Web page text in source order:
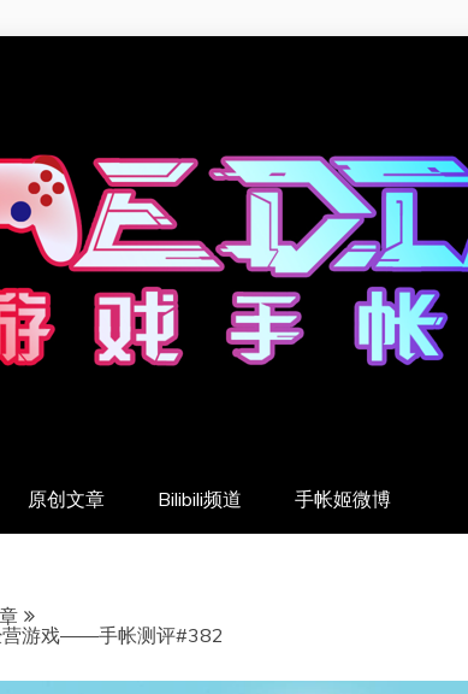
原创文章 Bilibili频道 手帐姬微博
营游戏——手帐测评#382